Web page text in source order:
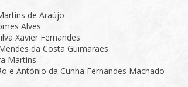
de Araújo
Alves
Xavier Fernandes
da Costa Guimarães
Martins
e António da Cunha Fernandes Machado